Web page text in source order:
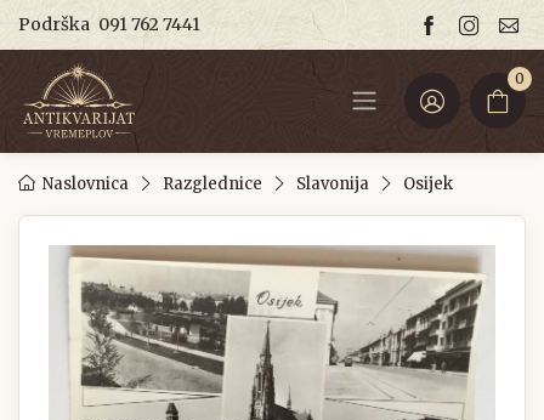
Podrška 091 762 7441
0
Naslovnica Razglednice Slavonija Osijek